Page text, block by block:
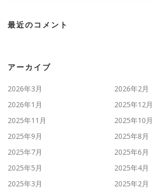
最近のコメント
アーカイブ
2026年3月
2026年2月
2026年1月
2025年12月
2025年11月
2025年10月
2025年9月
2025年8月
2025年7月
2025年6月
2025年5月
2025年4月
2025年3月
2025年2月